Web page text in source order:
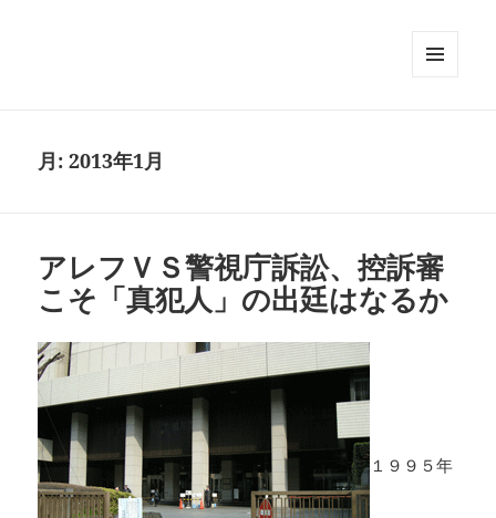
月:2013年1月
アレフＶＳ警視庁訴訟、控訴審
こそ「真犯人」の出廷はなるか
１９９５年